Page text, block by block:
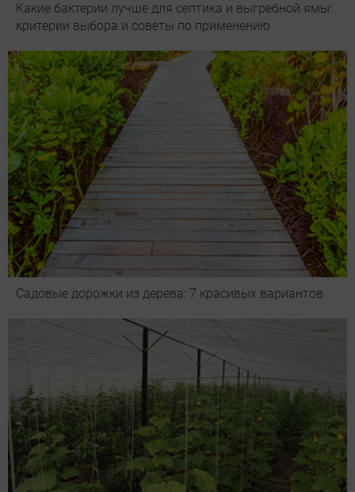
Какие бактерии лучше для септика и выгребной ямы:
критерии выбора и советы по применению
Садовые дорожки из дерева: 7 красивых вариантов